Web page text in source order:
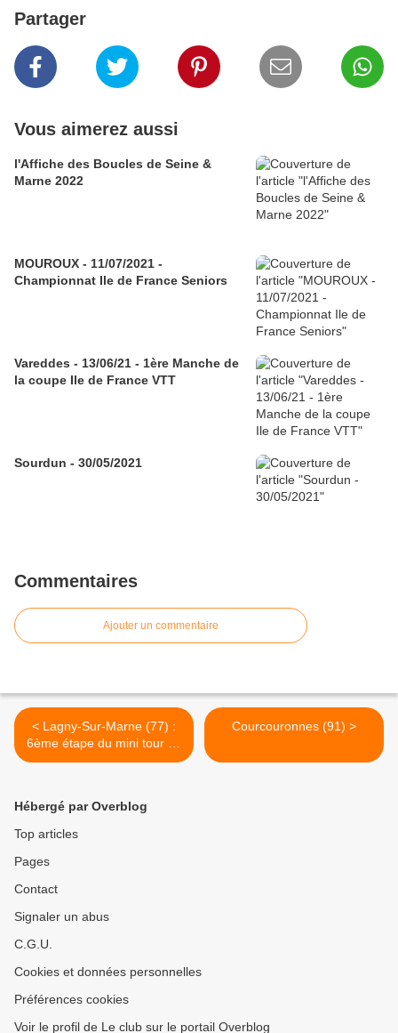
Partager
Vous aimerez aussi
l'Affiche des Boucles de Seine &
Marne 2022
MOUROUX - 11/07/2021 -
Championnat Ile de France Seniors
Vareddes - 13/06/21 - 1ère Manche de
la coupe Ile de France VTT
Sourdun - 30/05/2021
Commentaires
Ajouter un commentaire
< Lagny-Sur-Marne (77) :
6ème étape du mini tour de
Seine et Marne
Courcouronnes (91) >
Hébergé par Overblog
Top articles
Pages
Contact
Signaler un abus
C.G.U.
Cookies et données personnelles
Préférences cookies
Voir le profil de Le club sur le portail Overblog